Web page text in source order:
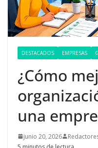
DESTACADOS EMPRESAS
¿Cómo
una
junio 20, 2026